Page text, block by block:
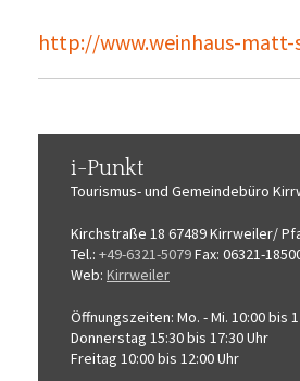
http://www.weinhaus-matt-
i-Punkt
Tourismus-und Gemeindebüro
Kirchstraße 18 67489 Kirrweiler/
Tel.: +49-6321-5079Fax: 06321-
Web: Kirrweiler
Öffnungszeiten: Mo. - Mi. 10:00 bis
Donnerstag 15:30 bis 17:30 Uhr
Freitag 10:00 bis 12:00 Uhr